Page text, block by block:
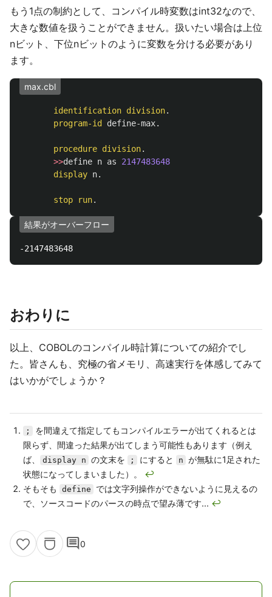
もう1点の制約として、コンパイル時変数はint32なので、
大きな数値を扱うことができません。扱いたい場合は上位
nビット、下位nビットのように変数を分ける必要があり
ます。
max.cbl
identification division.
program-id
define-max.
procedure division.
>>define n as
2147483648
display n.
stop run.
結果がオーバーフロー
おわりに
以上、COBOLのコンパイル時計算についての紹介でし
た。皆さんも、究極の省メモリ、高速実行を体感してみて
はいかがでしょうか？
;
を間違えて指定してもコンパイルエラーが出てくれるとは
限らず、間違った結果が出てしまう可能性もあります（例え
ば、
display n の文末を ; にすると n が無駄に1足された
状態になってしまいました）。 ↩
そもそも
define
では文字列操作ができないように見えるの
で、ソースコードのパースの時点で望み薄です... ↩
comment0